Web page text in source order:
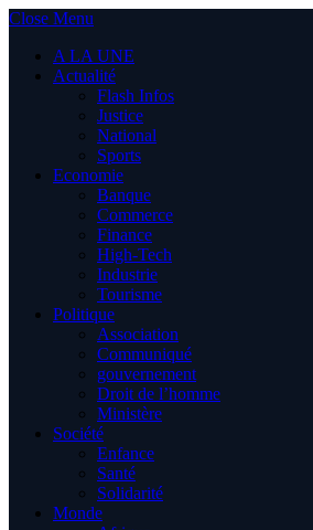
Close Menu
A LA UNE
Actualité
Flash Infos
Justice
National
Sports
Economie
Banque
Commerce
Finance
High-Tech
Industrie
Tourisme
Politique
Association
Communiqué
gouvernement
Droit de l’homme
Ministère
Société
Enfance
Santé
Solidarité
Monde